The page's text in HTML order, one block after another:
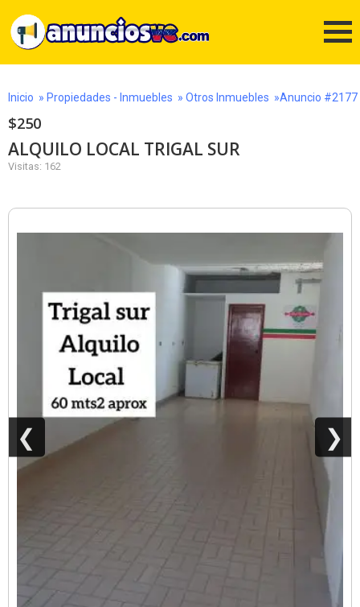
Inicio » Propiedades - Inmuebles » Otros Inmuebles »Anuncio #2177
$250
ALQUILO LOCAL TRIGAL SUR
Visitas: 162
❮ ❯